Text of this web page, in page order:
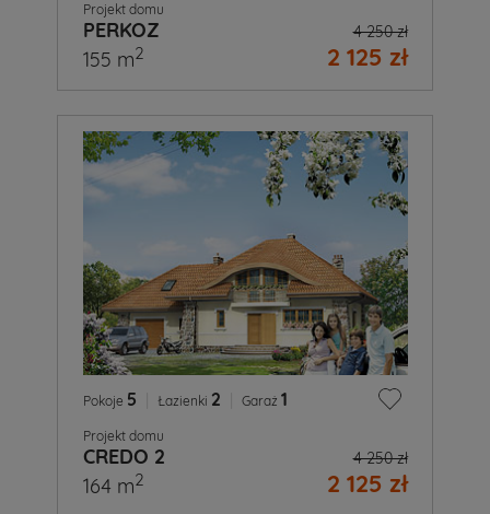
Projekt domu
PERKOZ 4 250 zł
2 125 zł
155 m2
Pokoje 5 Łazienki 2 Garaż 1
Projekt domu
CREDO 2 4 250 zł
2 125 zł
164 m2